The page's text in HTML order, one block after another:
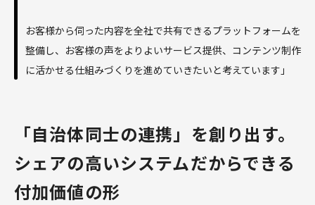
お客様から伺った内容を全社で共有できるプラットフォームを
整備し、お客様の声をよりよいサービス提供、コンテンツ制作
に活かせる仕組みづくりを進めていきたいと考えています」
「自治体同士の連携」を創り出す。
シェアの高いシステムだからできる
付加価値の形